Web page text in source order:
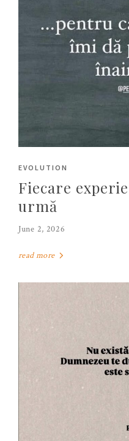
EVOLUTION
Fiecare
urmă
June 2, 2026
read more